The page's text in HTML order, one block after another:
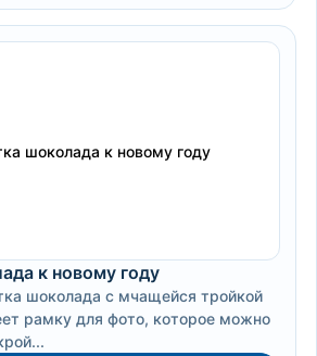
к новому году
шоколада с мчащейся тройкой
рамку для фото, которое можно